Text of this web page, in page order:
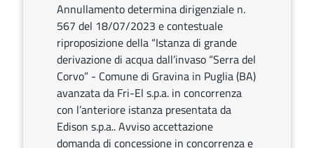
Annullamento determina dirigenziale n.
567 del 18/07/2023 e contestuale
riproposizione della “Istanza di grande
derivazione di acqua dall’invaso “Serra del
Corvo” - Comune di Gravina in Puglia (BA)
avanzata da Fri-El s.p.a. in concorrenza
con l’anteriore istanza presentata da
Edison s.p.a.. Avviso accettazione
domanda di concessione in concorrenza e